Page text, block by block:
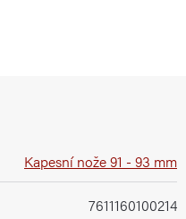
Kapesní nože 91 - 93 mm
7611160100214